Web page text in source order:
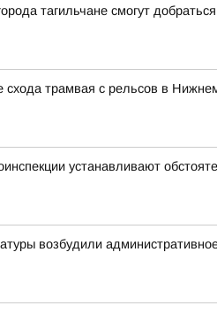
тагильчане смогут
схода трамвая с рельсов в
устанавливают
возбудили